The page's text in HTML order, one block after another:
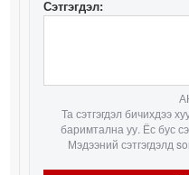
Сэтгэгдэл:
Та сэтгэгдэл бичихдээ
баримтална уу. Ёс бус
Мэдээний сэтгэгдэлд